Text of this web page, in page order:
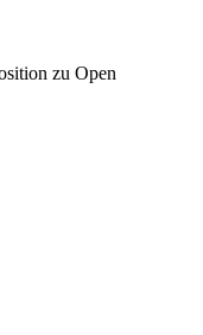
zu Open